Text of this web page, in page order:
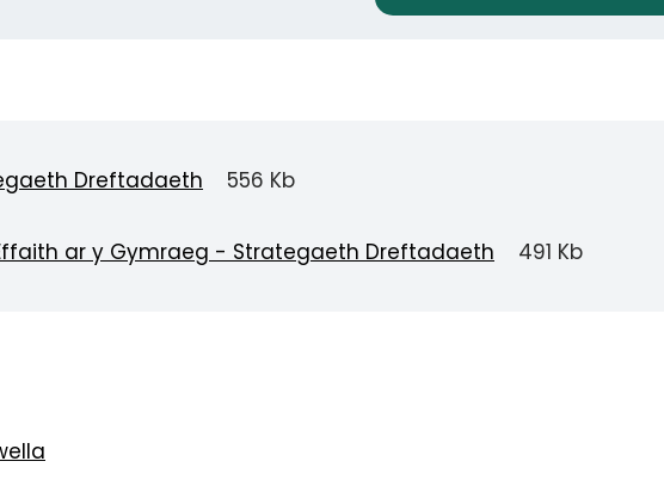
Dreftadaeth 556 Kb
ar y Gymraeg - Strategaeth Dreftadaeth 491 Kb